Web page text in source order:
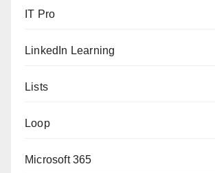
IT Pro
LinkedIn Learning
Lists
Loop
Microsoft 365